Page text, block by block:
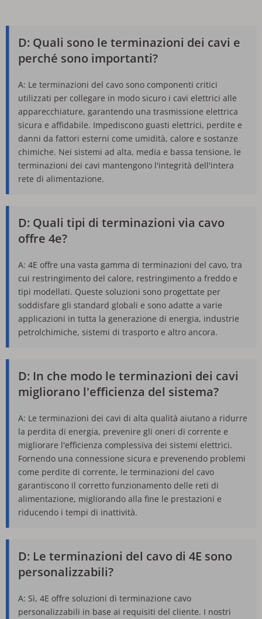
D: Quali sono le terminazioni dei cavi e
perché sono importanti?
A: Le terminazioni del cavo sono componenti critici
utilizzati per collegare in modo sicuro i cavi elettrici alle
apparecchiature, garantendo una trasmissione elettrica
sicura e affidabile. Impediscono guasti elettrici, perdite e
danni da fattori esterni come umidità, calore e sostanze
chimiche. Nei sistemi ad alta, media e bassa tensione, le
terminazioni dei cavi mantengono l'integrità dell'intera
rete di alimentazione.
D: Quali tipi di terminazioni via cavo
offre 4e?
A: 4E offre una vasta gamma di terminazioni del cavo, tra
cui restringimento del calore, restringimento a freddo e
tipi modellati. Queste soluzioni sono progettate per
soddisfare gli standard globali e sono adatte a varie
applicazioni in tutta la generazione di energia, industrie
petrolchimiche, sistemi di trasporto e altro ancora.
D: In che modo le terminazioni dei cavi
migliorano l'efficienza del sistema?
A: Le terminazioni dei cavi di alta qualità aiutano a ridurre
la perdita di energia, prevenire gli oneri di corrente e
migliorare l'efficienza complessiva dei sistemi elettrici.
Fornendo una connessione sicura e prevenendo problemi
come perdite di corrente, le terminazioni del cavo
garantiscono il corretto funzionamento delle reti di
alimentazione, migliorando alla fine le prestazioni e
riducendo i tempi di inattività.
D: Le terminazioni del cavo di 4E sono
personalizzabili?
A: Sì, 4E offre soluzioni di terminazione cavo
personalizzabili in base ai requisiti del cliente. I nostri